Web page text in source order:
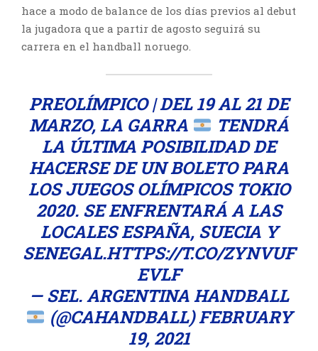
hace a modo de balance de los días previos al debut
la jugadora que a partir de agosto seguirá su
carrera en el handball noruego.
PREOLÍMPICO | DEL 19 AL 21 DE
MARZO, LA GARRA
TENDRÁ
LA ÚLTIMA POSIBILIDAD DE
HACERSE DE UN BOLETO PARA
LOS JUEGOS OLÍMPICOS TOKIO
2020. SE ENFRENTARÁ A LAS
LOCALES ESPAÑA, SUECIA Y
SENEGAL.HTTPS://T.CO/ZYNVUF
EVLF
— SEL. ARGENTINA HANDBALL
(@CAHANDBALL)FEBRUARY
19, 2021